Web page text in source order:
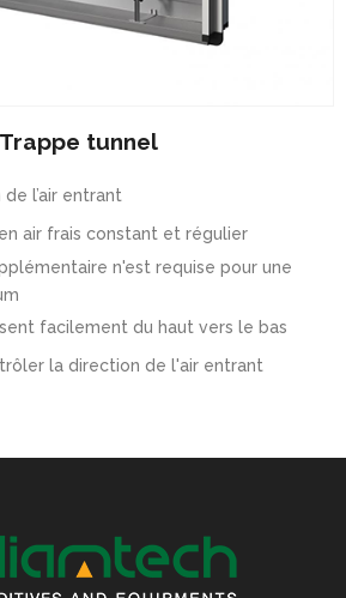
Trappe tunnel
l’air entrant
air frais constant et régulier
n'est requise pour une
facilement du haut vers le bas
la direction de l'air entrant